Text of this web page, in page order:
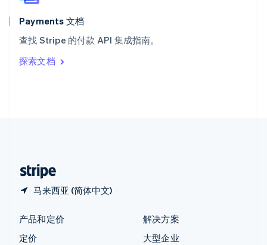
Payments 文档
查找 Stripe 的付款 API 集成指南。
探索文档
马来西亚 (简体中文)
匈牙利
English
ItalianoEnglish
印度
English
产品和定价
定价
解决方案
大型企业